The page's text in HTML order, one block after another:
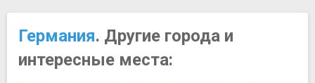
Мавзолей Вюртемберга
Монастырская церковь
Храм Святителя Николая
Церковь святого Леонарда
Альберт Эйнштейн
Артур Шопенгауэр
Вильгельм Майбах
Георг Гегель
Германия. Другие города и
интересные места: